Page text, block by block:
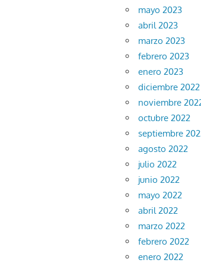
mayo 2023
abril 2023
marzo 2023
febrero 2023
enero 2023
diciembre 2022
noviembre
octubre 2022
septiembre
agosto 2022
julio 2022
junio 2022
mayo 2022
abril 2022
marzo 2022
febrero 2022
enero 2022